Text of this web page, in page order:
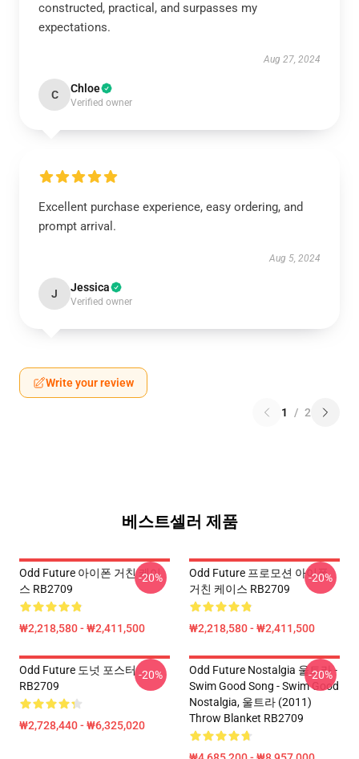
constructed, practical, and surpasses my
expectations.
Aug 27, 2024
C Chloe
Verified owner
Excellent purchase experience, easy ordering, and
prompt arrival.
Aug 5, 2024
J Jessica
Verified owner
Write your review
1 / 2
베스트셀러 제품
Odd Future 아이폰 거친 케이
스 RB2709
₩2,218,580 - ₩2,411,500
-20%
Odd Future 프로모션 아이폰
거친 케이스 RB2709
₩2,218,580 - ₩2,411,500
-20%
Odd Future 도넛 포스터
RB2709
₩2,728,440 - ₩6,325,020
-20%
Odd Future Nostalgia 울트라 -
Swim Good Song - Swim Good
Nostalgia, 울트라 (2011)
Throw Blanket RB2709
-20%